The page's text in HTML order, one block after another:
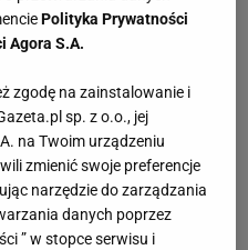
Polityka Prywatności
Agora S.A.
zgodę na zainstalowanie i
sp. z o.o., jej
na Twoim urządzeniu
zmienić swoje preferencje
narzędzie do zarządzania
danych poprzez
” w stopce serwisu i